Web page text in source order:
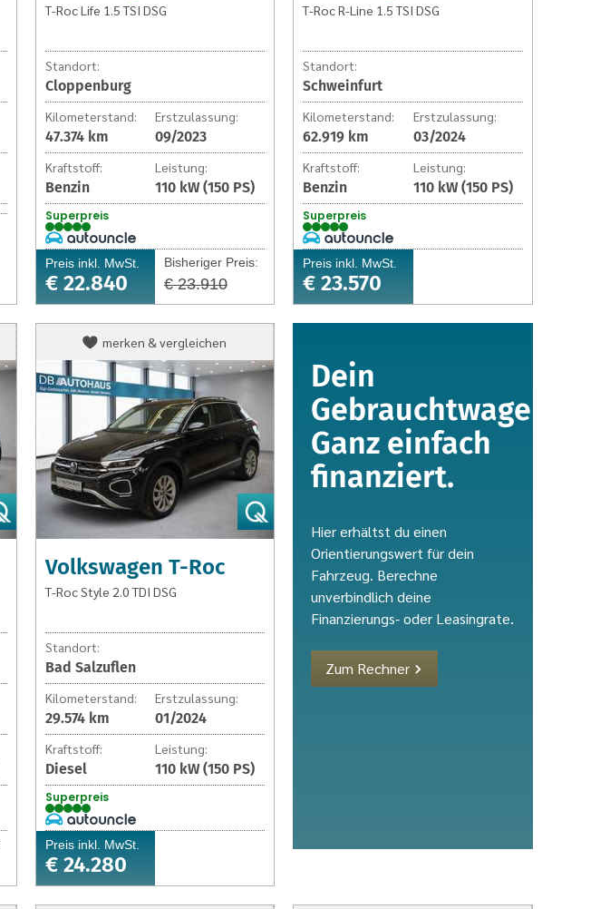
T-Roc Life 1.5 TSI DSG
Standort:
Cloppenburg
Kilometerstand:
47.374 km
Erstzulassung:
09/2023
Kraftstoff:
Benzin
Leistung:
110 kW (150 PS)
Superpreis
Preis inkl. MwSt.
€ 22.840
Bisheriger Preis:
€ 23.910
T-Roc R-Line 1.5 TSI DSG
Standort:
Schweinfurt
Kilometerstand:
62.919 km
Erstzulassung:
03/2024
Kraftstoff:
Benzin
Leistung:
110 kW (150 PS)
Superpreis
Preis inkl. MwSt.
€ 23.570
Volkswagen
T-
Roc
T-
Roc
Style
2.0
TDI
DSG
merken & vergleichen
Volkswagen T-Roc
T-Roc Style 2.0 TDI DSG
Standort:
Bad Salzuflen
Kilometerstand:
29.574 km
Erstzulassung:
01/2024
Kraftstoff:
Diesel
Leistung:
110 kW (150 PS)
Superpreis
Preis inkl. MwSt.
€ 24.280
Dein
Gebrauchtwagen.
Ganz einfach
finanziert.
Hier erhältst du einen
Orientierungswert für dein
Fahrzeug. Berechne
unverbindlich deine
Finanzierungs‑ oder Leasingrate.
Zum Rechner